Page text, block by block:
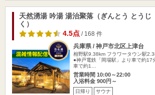
天然湧湯 吟湯 湯治聚落（ぎんとう とうじ
く）
4.5点/ 168 件
兵庫県 / 神戸市北区上津台
相野駅9.38km フラワータウン駅
●神戸電鉄「岡場駅」より車で約17
車で約1…
営業時間 10:00～22:00
入浴料金 900円～
日帰り サウナ